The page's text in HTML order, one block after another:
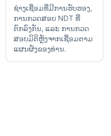
ຊ່າງເຊື່ອມທີ່ມີການຮັບຮອງ,
ການກວດສອບ NDT ທີ່
ຕົກລົງກັນ, ແລະ ການກວດ
ສອບມິຕິຫຼັງຈາກເຊື່ອມຕາມ
ແຜນຜັງຂອງທ່ານ.